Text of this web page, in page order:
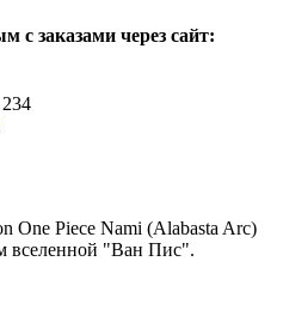
с заказами через сайт:
One Piece Nami (Alabasta Arc)
вселенной "Ван Пис".